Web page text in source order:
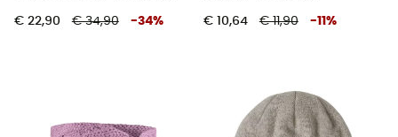
€ 22,90 € 34,90 -34% € 10,64 € 11,90 -11 %